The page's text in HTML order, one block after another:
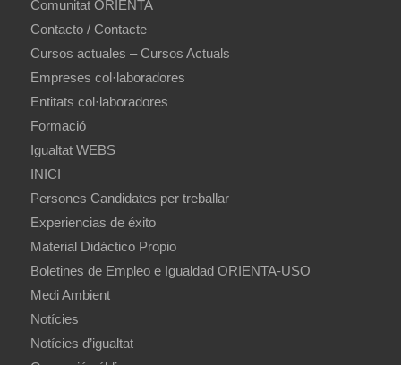
Comunitat ORIENTA
Contacto / Contacte
Cursos actuales – Cursos Actuals
Empreses col·laboradores
Entitats col·laboradores
Formació
Igualtat WEBS
INICI
Persones Candidates per treballar
Experiencias de éxito
Material Didáctico Propio
Boletines de Empleo e Igualdad ORIENTA-USO
Medi Ambient
Notícies
Notícies d’igualtat